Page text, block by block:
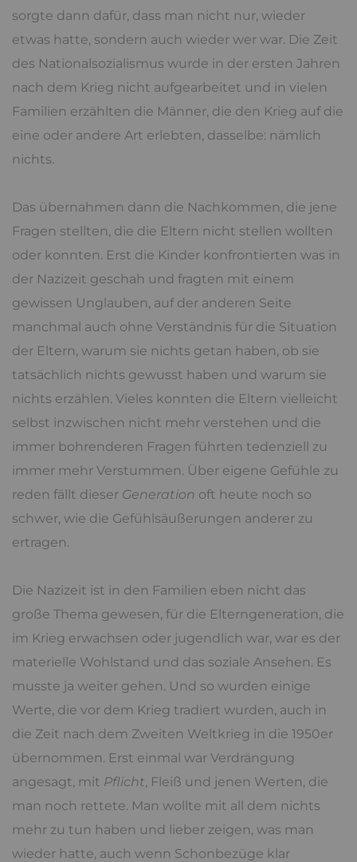
sorgte dann dafür, dass man nicht nur, wieder
etwas hatte, sondern auch wieder wer war. Die Zeit
des Nationalsozialismus wurde in der ersten Jahren
nach dem Krieg nicht aufgearbeitet und in vielen
Familien erzählten die Männer, die den Krieg auf die
eine oder andere Art erlebten, dasselbe: nämlich
nichts.
Das übernahmen dann die Nachkommen, die jene
Fragen stellten, die die Eltern nicht stellen wollten
oder konnten. Erst die Kinder konfrontierten was in
der Nazizeit geschah und fragten mit einem
gewissen Unglauben, auf der anderen Seite
manchmal auch ohne Verständnis für die Situation
der Eltern, warum sie nichts getan haben, ob sie
tatsächlich nichts gewusst haben und warum sie
nichts erzählen. Vieles konnten die Eltern vielleicht
selbst inzwischen nicht mehr verstehen und die
immer bohrenderen Fragen führten tedenziell zu
immer mehr Verstummen. Über eigene Gefühle zu
reden fällt dieser Generation oft heute noch so
schwer, wie die Gefühlsäußerungen anderer zu
ertragen.
Die Nazizeit ist in den Familien eben nicht das
große Thema gewesen, für die Elterngeneration, die
im Krieg erwachsen oder jugendlich war, war es der
materielle Wohlstand und das soziale Ansehen. Es
musste ja weiter gehen. Und so wurden einige
Werte, die vor dem Krieg tradiert wurden, auch in
die Zeit nach dem Zweiten Weltkrieg in die 1950er
übernommen. Erst einmal war Verdrängung
angesagt, mit Pflicht, Fleiß und jenen Werten, die
man noch rettete. Man wollte mit all dem nichts
mehr zu tun haben und lieber zeigen, was man
wieder hatte, auch wenn Schonbezüge klar